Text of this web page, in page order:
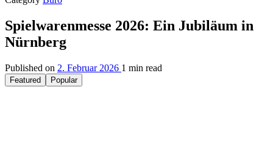
Spielwarenmesse 2026: Ein Jubiläum in
Nürnberg
Published on 2. Februar 2026 1 min read
Featured Popular